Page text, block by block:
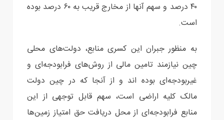
۴۰ درصد و سهم آنها از مخارج قریب به ۶۰ درصد بوده
است.
به منظور جبران این کسری منابع، دولت‌های محلی
چین نیازمند تامین مالی از روش‌های فرابودجه‌ای و
غیربودجه‌ای بوده اند و از آنجا که در چین دولت
مالک کلیه اراضی است، سهم قابل توجهی از این
منابع فرابودجه‌ای از محل دریافت حق امتیاز زمین‌ها